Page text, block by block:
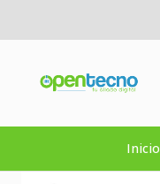
Inicio